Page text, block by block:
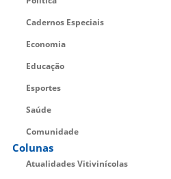
Cadernos Especiais
Economia
Educação
Esportes
Saúde
Comunidade
Colunas
Atualidades Vitivinícolas